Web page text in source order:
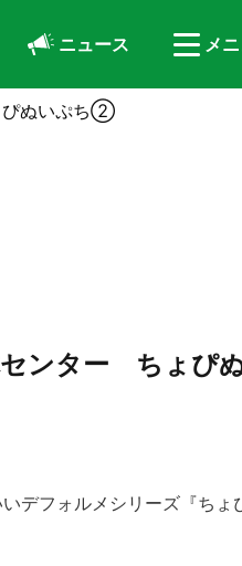
ニュース メ
ぴぬいぷち②
センター ちょぴ
デフォルメシリーズ『ちょ